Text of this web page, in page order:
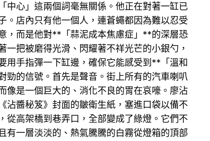
中心」這兩個詞毫無關係。他正在對著一缸已
。店內只有他一個人，連蒼蠅都因為難以忍受
，而是他對**「蒜泥成本焦慮症」**的深層恐
把被磨得光滑、閃耀著不祥光芒的小銀勺，
用手指彈一下缸邊，確保它能感受到**「溫和
勁的信號。首先是聲音。街上所有的汽車喇叭
是一個巨大的、消化不良的胃在哀嚎。廖沾
沾醬秘笈》封面的皺衛生紙，塞進口袋以備不
從高架橋到巷弄口，全部變成了綠燈。它們不
有一層淡淡的、熱氣騰騰的白霧從燈箱的頂部